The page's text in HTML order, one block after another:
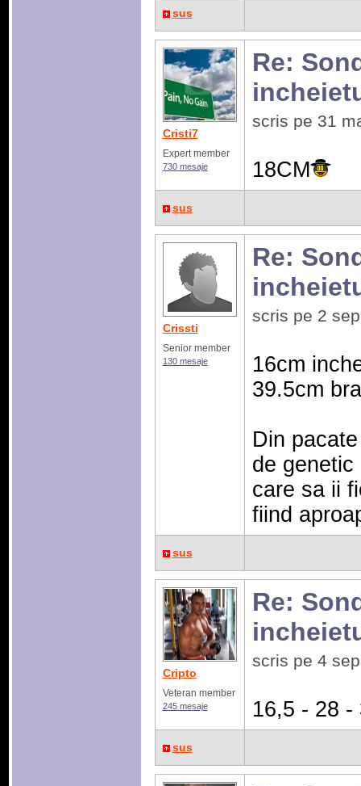
sus
Cristi7
Expert member
730 mesaje
Re:
scris pe 31
18CM
sus
Crissti
Senior member
130 mesaje
Re:
scris pe 2
16cm
39.5cm
Din
de
care sa ii
fiind
sus
Cripto
Veteran member
245 mesaje
Re:
scris pe 4
16,5 - 28 -
sus